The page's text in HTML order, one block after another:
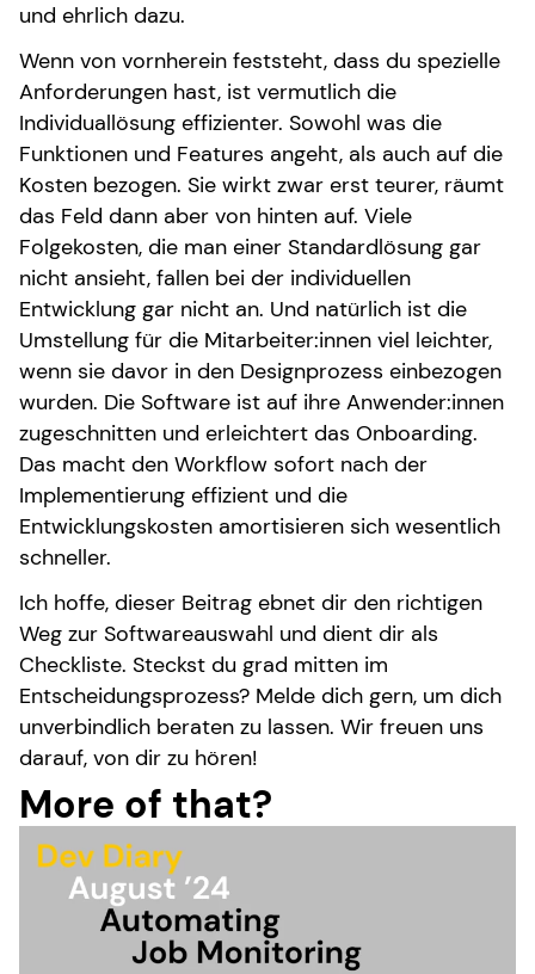
und ehrlich dazu.
Wenn von vornherein feststeht, dass du spezielle
Anforderungen hast, ist vermutlich die
Individuallösung effizienter. Sowohl was die
Funktionen und Features angeht, als auch auf die
Kosten bezogen. Sie wirkt zwar erst teurer, räumt
das Feld dann aber von hinten auf. Viele
Folgekosten, die man einer Standardlösung gar
nicht ansieht, fallen bei der individuellen
Entwicklung gar nicht an. Und natürlich ist die
Umstellung für die Mitarbeiter:innen viel leichter,
wenn sie davor in den Designprozess einbezogen
wurden. Die Software ist auf ihre Anwender:innen
zugeschnitten und erleichtert das Onboarding.
Das macht den Workflow sofort nach der
Implementierung effizient und die
Entwicklungskosten amortisieren sich wesentlich
schneller.
Ich hoffe, dieser Beitrag ebnet dir den richtigen
Weg zur Softwareauswahl und dient dir als
Checkliste. Steckst du grad mitten im
Entscheidungsprozess? Melde dich gern, um dich
unverbindlich beraten zu lassen. Wir freuen uns
darauf, von dir zu hören!
More of that?